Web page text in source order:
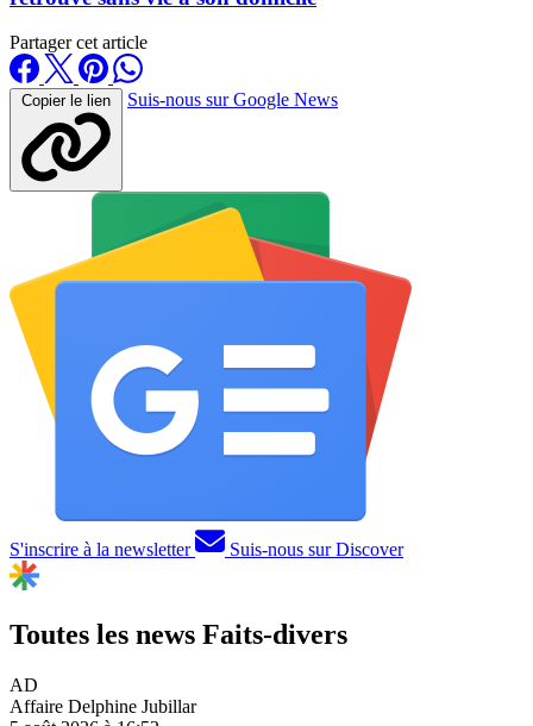
Partager cet article
Copier le lien Suis-nous sur Google News
S'inscrire à la newsletter Suis-nous sur Discover
Toutes les news Faits-divers
AD
Affaire Delphine Jubillar